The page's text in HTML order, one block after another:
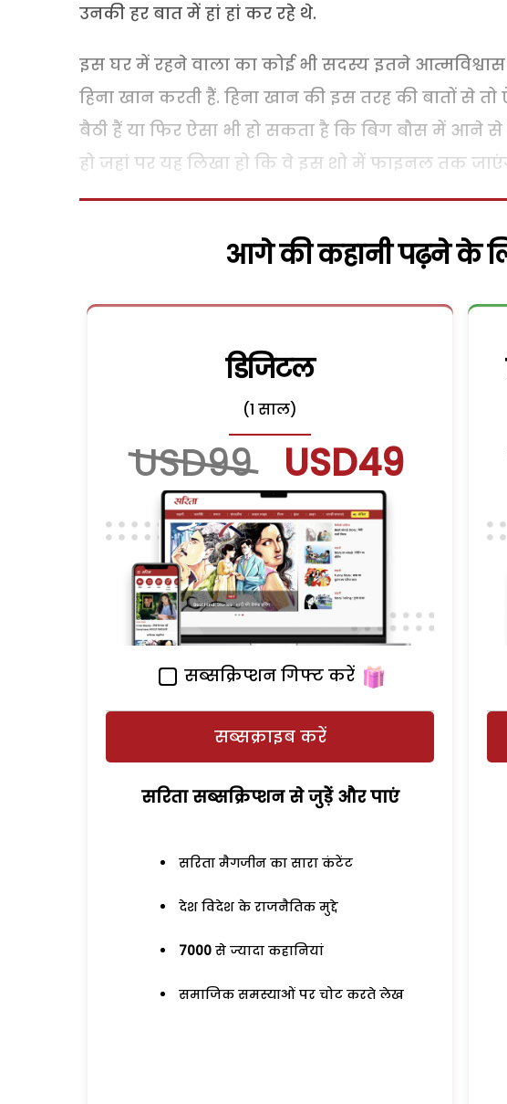
उनकी हर बात में हां हां कर रहे थे.
इस घर में रहने वाला का कोई भी सदस्य इतने
हिना खान करती हैं. हिना खान की इस तरह की बातों से
बैठी हैं या फिर ऐसा भी हो सकता है कि बिग बौस में आने
हो जहां पर यह लिखा हो कि वे इस शो में फाइनल तक
आगे की कहानी पढ़ने के
डिजिटल
(1 साल)
USD99 USD49
सब्सक्रिप्शन गिफ्ट करें
सब्सक्राइब करें
सरिता सब्सक्रिप्शन से जुड़ेें और पाएं
सरिता मैगजीन का सारा कंटेंट
देश विदेश के राजनैतिक मुद्दे
7000 से ज्यादा कहानियां
समाजिक समस्याओं पर चोट करते लेख